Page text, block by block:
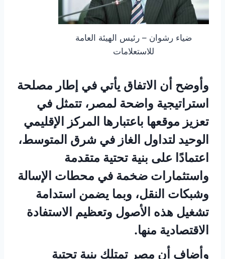
ضياء رشوان – رئيس الهيئة العامة
للاستعلامات
وأوضح أن الاتفاق يأتي في إطار مصلحة
استراتيجية واضحة لمصر، تتمثل في
تعزيز موقعها باعتبارها المركز الإقليمي
الوحيد لتداول الغاز في شرق المتوسط،
اعتمادًا على بنية تحتية متقدمة
واستثمارات ضخمة في محطات الإسالة
وشبكات النقل، وبما يضمن استدامة
تشغيل هذه الأصول وتعظيم الاستفادة
الاقتصادية منها.
وأضاف أن مصر تمتلك بنية تحتية